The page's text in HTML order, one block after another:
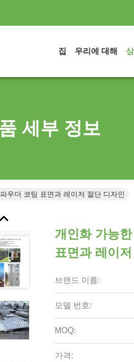
집 우리에 대해
세부 정보
우더 코팅 표면과 레이저 절단 디자인
개인화 가능
표면과 레이
브랜드 이름:
모델 번호:
MOQ:
가격: